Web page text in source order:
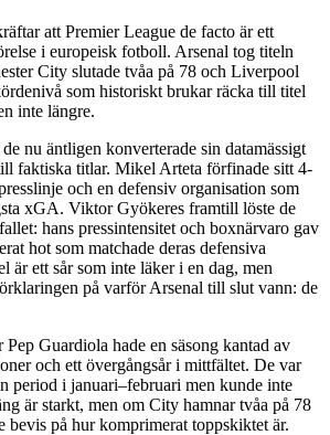
att Premier League de facto är ett
i europeisk fotboll. Arsenal tog titeln
City slutade tvåa på 78 och Liverpool
som historiskt brukar räcka till titel
inte längre.
nu äntligen konverterade sin datamässigt
faktiska titlar. Mikel Arteta förfinade sitt 4-
och en defensiv organisation som
xGA. Viktor Gyökeres framtill löste de
hans pressintensitet och boxnärvaro gav
hot som matchade deras defensiva
är ett sår som inte läker i en dag, men
på varför Arsenal till slut vann: de
Guardiola hade en säsong kantad av
och ett övergångsår i mittfältet. De var
period i januari–februari men kunde inte
är starkt, men om City hamnar tvåa på 78
bevis på hur komprimerat toppskiktet är.